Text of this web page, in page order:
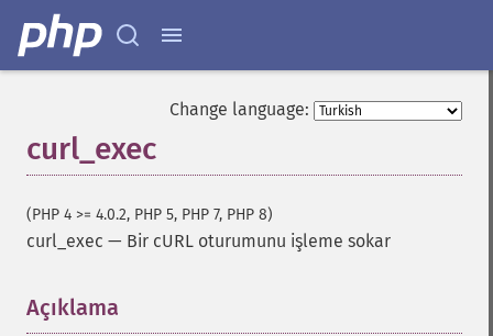
Change language:
curl_exec
(PHP 4 >= 4.0.2, PHP 5, PHP 7, PHP 8)
curl_exec — Bir cURL oturumunu işleme sokar
Açıklama